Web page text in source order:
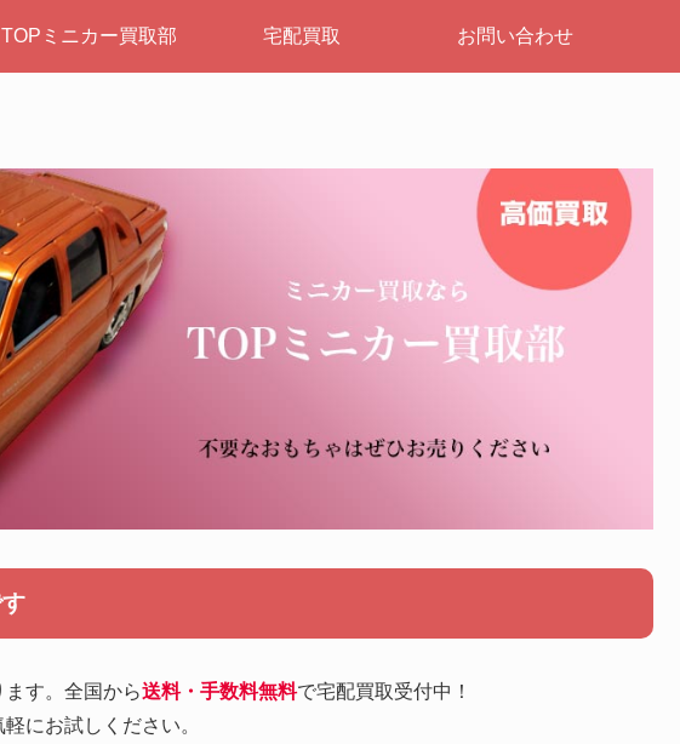
TOPミニカー買取部 宅配買取 お問い合わせ
す。全国から送料・手数料無料で宅配買取受付中！
にお試しください。